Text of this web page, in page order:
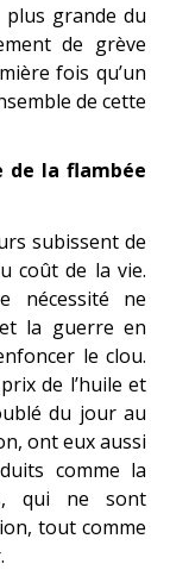
grande du
de grève
fois qu’un
de cette
de la flambée
subissent de
coût de la vie.
nécessité ne
et la guerre en
le clou.
de l’huile et
du jour au
ont eux aussi
comme la
qui ne sont
tout comme